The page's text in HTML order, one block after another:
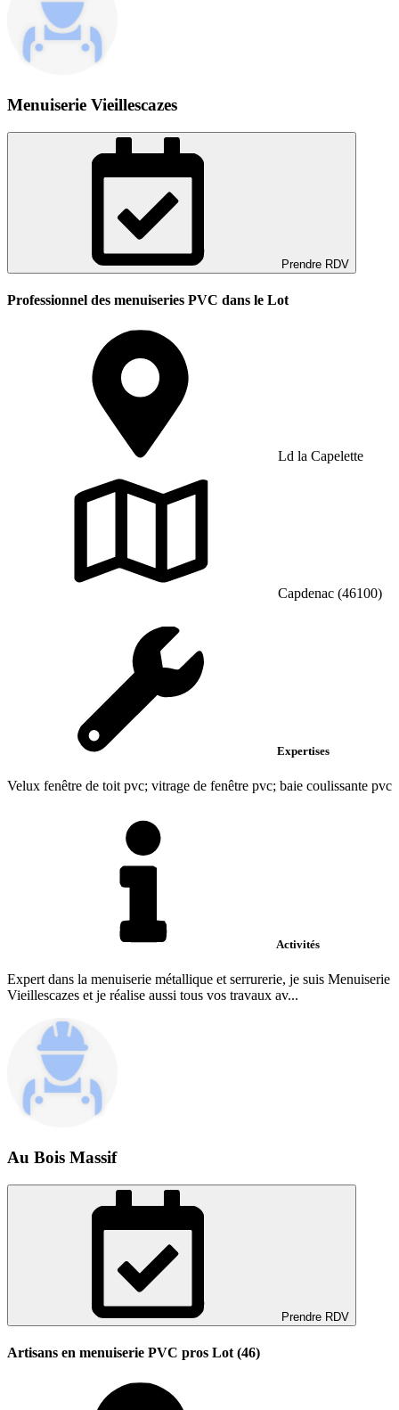
Menuiserie Vieillescazes
Prendre RDV
Professionnel des menuiseries PVC dans le Lot
Ld la Capelette
Capdenac (46100)
Expertises
Velux fenêtre de toit pvc; vitrage de fenêtre pvc; baie coulissante pvc
Activités
Expert dans la menuiserie métallique et serrurerie, je suis Menuiserie
Vieillescazes et je réalise aussi tous vos travaux av...
Au Bois Massif
Prendre RDV
Artisans en menuiserie PVC pros Lot (46)